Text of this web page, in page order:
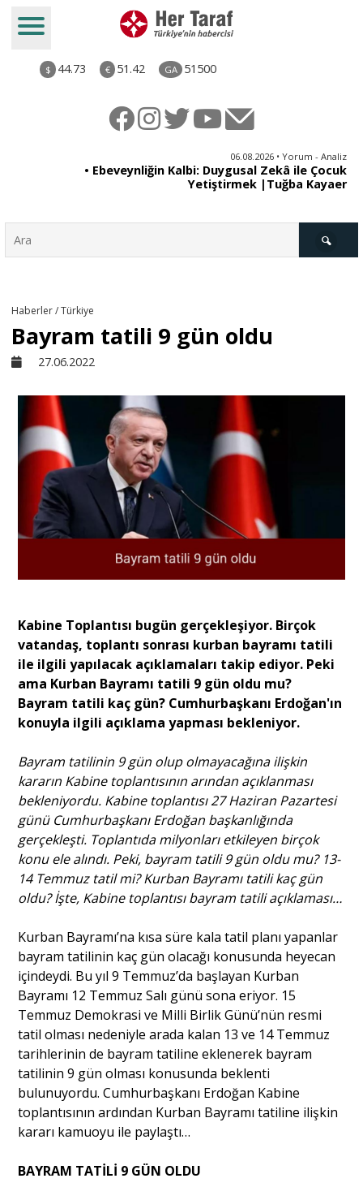
$ 44.73 € 51.42 GA 51500
06.08.2026 • Yorum - Analiz
• Ebeveynliğin Kalbi: Duygusal Zekâ ile Çocuk
Yetiştirmek |Tuğba Kayaer
Derkenar
Sivil Toplum
Kültür - Sanat
Ekonomi
Dünya
Yorum - Analiz
Söyleşi
Yazı Dizisi
Portre
Yazarlar
Dosya Haber
Ankara Analiz
Sağlık
Haberler / Türkiye
Bayram tatili 9 gün oldu
27.06.2022
Kabine Toplantısı bugün gerçekleşiyor. Birçok
vatandaş, toplantı sonrası kurban bayramı tatili
ile ilgili yapılacak açıklamaları takip ediyor. Peki
ama Kurban Bayramı tatili 9 gün oldu mu?
Bayram tatili kaç gün? Cumhurbaşkanı Erdoğan'ın
konuyla ilgili açıklama yapması bekleniyor.
Bayram tatilinin 9 gün olup olmayacağına ilişkin
kararın Kabine toplantısının arından açıklanması
bekleniyordu. Kabine toplantısı 27 Haziran Pazartesi
günü Cumhurbaşkanı Erdoğan başkanlığında
gerçekleşti. Toplantıda milyonları etkileyen birçok
konu ele alındı. Peki, bayram tatili 9 gün oldu mu? 13-
14 Temmuz tatil mi? Kurban Bayramı tatili kaç gün
oldu? İşte, Kabine toplantısı bayram tatili açıklaması…
Kurban Bayramı’na kısa süre kala tatil planı yapanlar
bayram tatilinin kaç gün olacağı konusunda heyecan
içindeydi. Bu yıl 9 Temmuz’da başlayan Kurban
Bayramı 12 Temmuz Salı günü sona eriyor. 15
Temmuz Demokrasi ve Milli Birlik Günü’nün resmi
tatil olması nedeniyle arada kalan 13 ve 14 Temmuz
tarihlerinin de bayram tatiline eklenerek bayram
tatilinin 9 gün olması konusunda beklenti
bulunuyordu. Cumhurbaşkanı Erdoğan Kabine
toplantısının ardından Kurban Bayramı tatiline ilişkin
kararı kamuoyu ile paylaştı…
BAYRAM TATİLİ 9 GÜN OLDU